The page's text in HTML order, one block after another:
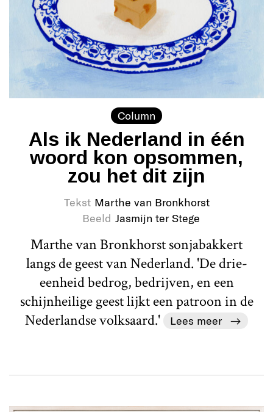
Column
Als ik Nederland in één
woord kon opsommen,
zou het dit zijn
Tekst Marthe van Bronkhorst
Beeld Jasmijn ter Stege
Marthe van Bronkhorst sonjabakkert
langs de geest van Nederland. 'De drie-
eenheid bedrog, bedrijven, en een
schijnheilige geest lijkt een patroon in de
Nederlandse volksaard.'
Lees meer